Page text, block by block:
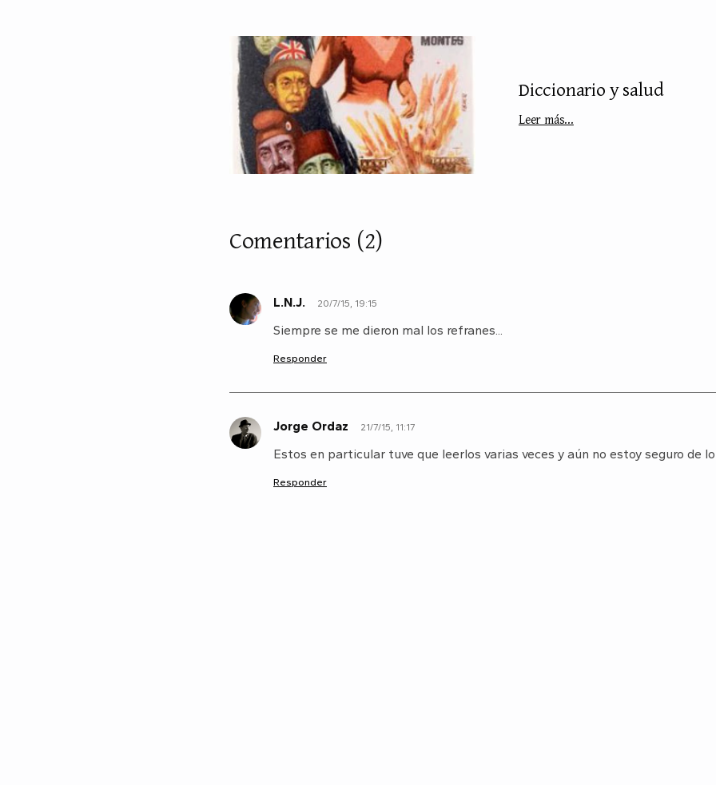
Diccionario y salud
Leer más...
Comentarios (2)
L L.N.J. 20/7/15, 19:15
Siempre se me dieron mal los refranes...
Responder
J Jorge Ordaz 21/7/15, 11:17
Estos en particular tuve que leerlos varias veces y aún no estoy seguro de
Responder